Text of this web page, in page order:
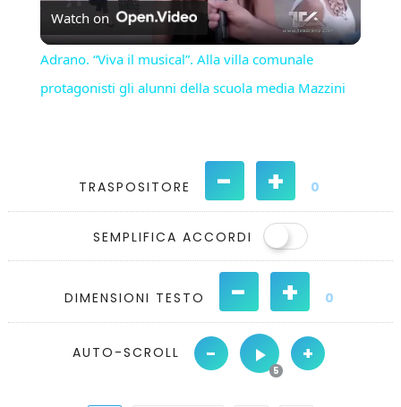
Video
Watch on
Adrano. “Viva il musical”. Alla villa comunale
protagonisti gli alunni della scuola media Mazzini
TRASPOSITORE - + 0
SEMPLIFICA ACCORDI
DIMENSIONI TESTO - + 0
AUTO-SCROLL - +